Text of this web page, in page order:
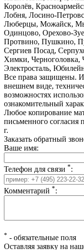
Королёв,
Лобня, Лосино-
Люберцы, Можайск,
Одинцово, Орехово-
Протвино, Пушкино,
Сергиев Посад,
Химки, Черноголовка,
Электросталь,
Все права защищены.
внешнем виде,
возможностях
ознакомительный
Любое копирование
письменного
г.
Заказать обратный
Ваше имя:
Телефон для связи *:
Комментарий *:
* - обязательные поля
Оставляя заявку на